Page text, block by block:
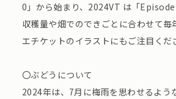
0」から始まり、2024VT は「Episode
収穫量や畑でのできごとに合わせて毎
エチケットのイラストにもご注目くだ
〇ぶどうについて
2024年は、7月に梅雨を思わせるよう